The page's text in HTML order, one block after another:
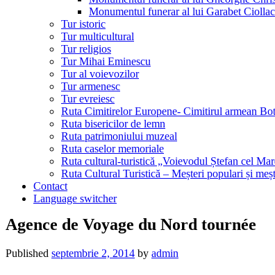
Monumentul funerar al lui Garabet Ciollac
Tur istoric
Tur multicultural
Tur religios
Tur Mihai Eminescu
Tur al voievozilor
Tur armenesc
Tur evreiesc
Ruta Cimitirelor Europene- Cimitirul armean
Ruta bisericilor de lemn
Ruta patrimoniului muzeal
Ruta caselor memoriale
Ruta cultural-turistică „Voievodul Ștefan cel
Ruta Cultural Turistică – Meșteri populari și
Contact
Language switcher
Agence de Voyage du Nord tournée
Published septembrie 2, 2014 by admin